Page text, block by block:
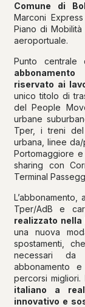
Comune di
Marconi
Piano di
aeroportuale.
Punto
riservato ai
unico titolo di
del People
urbane
Tper, i treni del
urbana, linee da/
Portomaggiore
sharing con
Terminal
Tper/AdB e
realizzato
una nuova
spostamenti,
necessari da
abbonamento
percorsi migliori.
italiano a
innovativo e